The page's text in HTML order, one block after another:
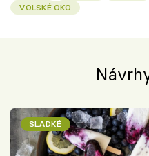
VOLSKÉ OKO
SLADKÉ